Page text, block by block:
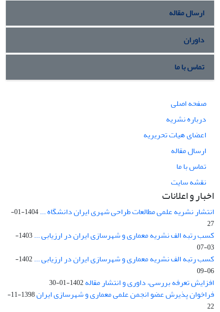
ارسال مقاله
داوران
تماس با ما
صفحه اصلی
درباره نشریه
اعضای هیات تحریریه
ارسال مقاله
تماس با ما
نقشه سایت
اخبار و اعلانات
انتشار نشریه علمی مطالعات طراحی شهری ایران دانشگاه ...
1404-01-
27
کسب رتبه الف نشریه معماری و شهرسازی ایران در ارزیابی ...
1403-
03-07
کسب رتبه الف نشریه معماری و شهرسازی ایران در ارزیابی ...
1402-
06-09
افزایش تعرفه بررسی، داوری و انتشار مقاله1402-01-30
فراخوان پذیرش عضو انجمن علمی معماری و شهرسازی ایران
1398-11-
22